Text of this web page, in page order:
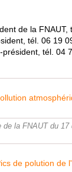
de la FNAUT,
tél. 06 19
tél. 04
la FNAUT du 17